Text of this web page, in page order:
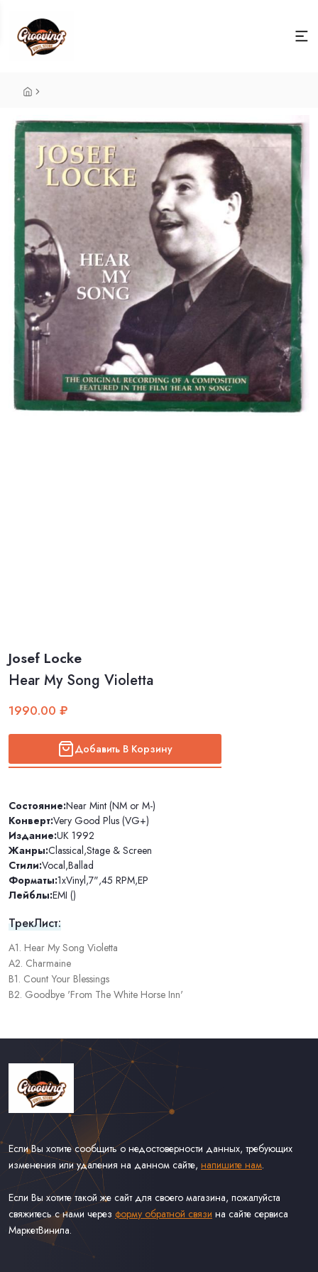
Josef Locke
Hear My Song Violetta
1990.00 ₽
Добавить В Корзину
Состояние:Near Mint (NM or M-)
Конверт:Very Good Plus (VG+)
Издание:UK 1992
Жанры:Classical,Stage & Screen
Стили:Vocal,Ballad
Форматы:1xVinyl,7",45 RPM,EP
Лейблы:EMI ()
ТрекЛист:
A1. Hear My Song Violetta
A2. Charmaine
B1. Count Your Blessings
B2. Goodbye 'From The White Horse Inn'
Если Вы хотите сообщить о недостоверности данных, требующих
изменения или удаления на данном сайте, напишите нам.
Если Вы хотите такой же сайт для своего магазина, пожалуйста
свяжитесь с нами через форму обратной связи на сайте сервиса
МаркетВинила.